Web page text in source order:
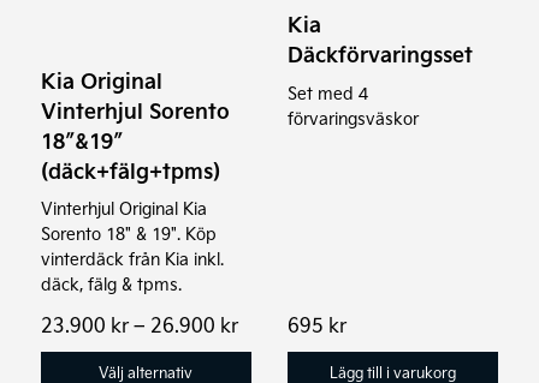
Kia Original
Vinterhjul Sorento
18″&19″
(däck+fälg+tpms)
Vinterhjul Original Kia
Sorento 18" & 19". Köp
vinterdäck från Kia inkl.
däck, fälg & tpms.
23.900 kr– 26.900 krPrisintervall:
23.900 kr
Välj alternativ
alternativen
kan
väljas
på
produktsidan
Kia
Däckförvaringsset
Set med 4
förvaringsväskor
695 kr
Lägg till i varukorg